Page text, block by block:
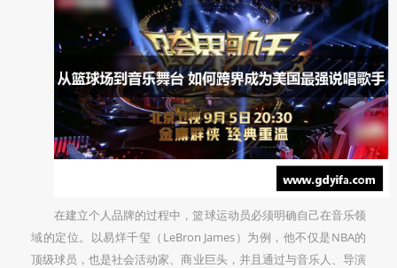
在建立个人品牌的过程中，篮球运动员必须明确自己在音乐领
域的定位。以易烊千玺（LeBron James）为例，他不仅是NBA的
顶级球员，也是社会活动家、商业巨头，并且通过与音乐人、导演